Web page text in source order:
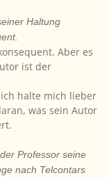
Haltung
Aber es
ist der
halte mich lieber
was sein Autor
Professor seine
nach Telcontars